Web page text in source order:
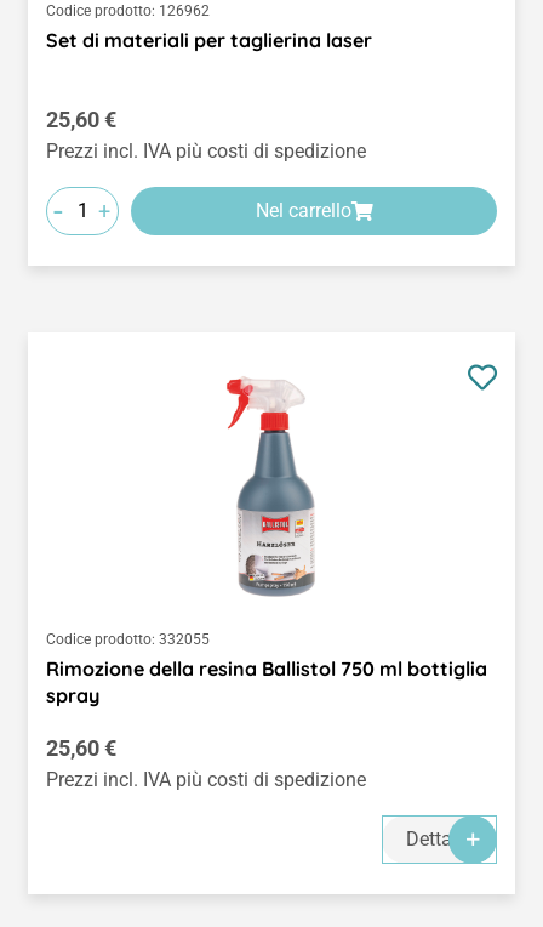
Codice prodotto: 126962
Set di materiali per taglierina laser
Prezzo normale:
25,60 €
Prezzi incl. IVA più costi di spedizione
- + Nel carrello
Codice prodotto: 332055
Rimozione della resina Ballistol 750 ml bottiglia
spray
Prezzo normale:
25,60 €
Prezzi incl. IVA più costi di spedizione
Dettagli